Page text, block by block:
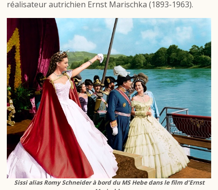
réalisateur autrichien Ernst Marischka (1893-1963).
Sissi alias Romy Schneider à bord du MS Hebe dans le film d’Ernst